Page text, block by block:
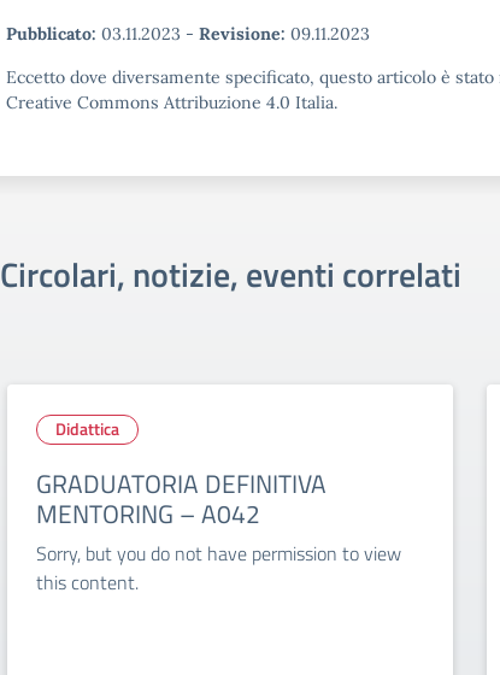
Pubblicato: 03.11.2023 - Revisione: 09.11.2023
Eccetto dove diversamente specificato, questo articolo è
Creative Commons Attribuzione 4.0 Italia.
Circolari, notizie, eventi correlati
Didattica
GRADUATORIA DEFINITIVA
MENTORING – A042
Sorry, but you do not have permission to view
this content.